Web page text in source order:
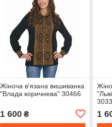
Жіноча в'язана вишиванка
"Влада коричнева" 30466
1 600₴ 1